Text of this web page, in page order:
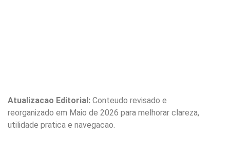
Atualizacao Editorial: Conteudo revisado e
reorganizado em Maio de 2026 para melhorar clareza,
utilidade pratica e navegacao.